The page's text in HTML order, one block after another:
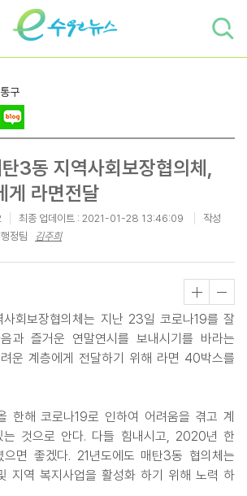
구
3동 지역사회보장협의체,
게 라면전달
최종 업데이트 : 2021-01-28 13:46:09
작성
정팀
김주희
회보장협의체는 지난 23일 코로나19를 잘
과 즐거운 연말연시를 보내시기를 바라는
운 계층에게 전달하기 위해 라면 40박스를
한해 코로나19로 인하여 어려움을 겪고 계
것으로 안다. 다들 힘내시고, 2020년 한
면 좋겠다. 21년도에도 매탄3동 협의체는
지역 복지사업을 활성화 하기 위해 노력 하